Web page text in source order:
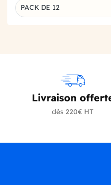
au panier
Déclinaison du produit
PACK DE 12
Livraison
dès 220€ HT